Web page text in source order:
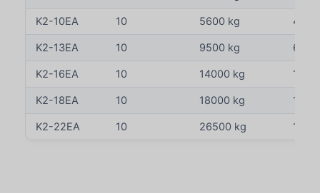
K2-10EA 10 5600 kg
K2-13EA 10 9500 kg
K2-16EA 10 14000 kg
K2-18EA 10 18000 kg
K2-22EA 10 26500 kg